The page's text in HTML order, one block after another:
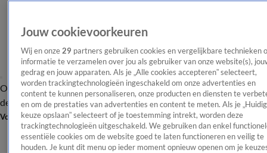
OverzichtAfleveringen Entertainment TV Algemeen
Tip
de redactieNieuwsbrief
Volg Shownieuws
Jouw cookievoorkeuren
Wij en onze 29 partners gebruiken cookies en vergelijkbare technieken
informatie te verzamelen over jou als gebruiker van onze website(s),
gedrag en jouw apparaten. Als je „Alle cookies accepteren” selecteert,
worden trackingtechnologieën ingeschakeld om onze advertenties en
content te kunnen personaliseren, onze producten en diensten te
en om de prestaties van advertenties en content te meten. Als je
keuze opslaan” selecteert of je toestemming intrekt, worden deze
trackingtechnologieën uitgeschakeld. We gebruiken dan enkel
essentiële cookies om de website goed te laten functioneren en veilig te
houden. Je kunt dit menu op ieder moment opnieuw openen om je